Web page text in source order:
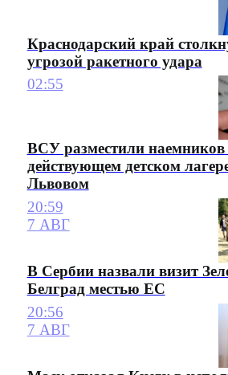
Краснодарский край
угрозой ракетного удара
02:55
ВСУ разместили
действующем детском
Львовом
20:59
7 АВГ
В Сербии назвали визит
Белград местью ЕС
20:56
7 АВГ